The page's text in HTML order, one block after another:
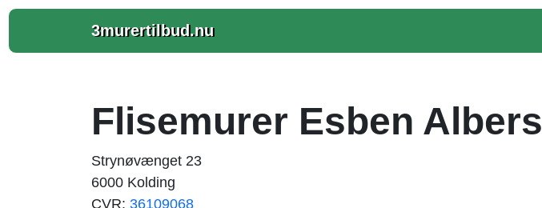
3murertilbud.nu
Flisemurer Esben Albers
Strynøvænget 23
6000 Kolding
CVR: 36109068